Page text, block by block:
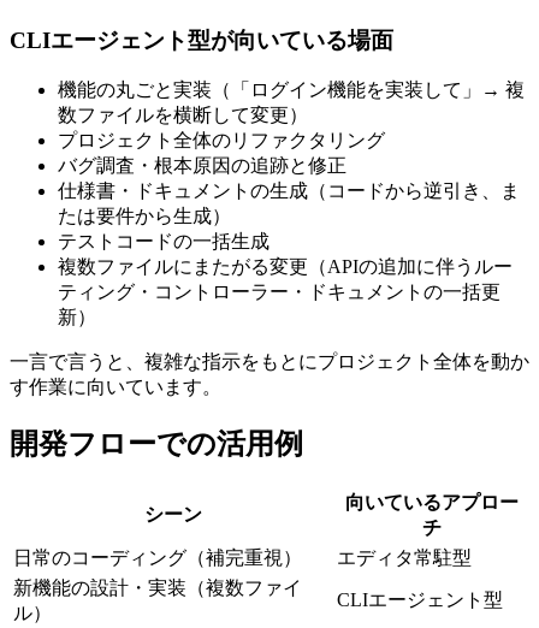
CLIエージェント型が向いている場面
機能の丸ごと実装（「ログイン機能を実装して」→ 複
数ファイルを横断して変更）
プロジェクト全体のリファクタリング
バグ調査・根本原因の追跡と修正
仕様書・ドキュメントの生成（コードから逆引き、ま
たは要件から生成）
テストコードの一括生成
複数ファイルにまたがる変更（APIの追加に伴うルー
ティング・コントローラー・ドキュメントの一括更
新）
一言で言うと、複雑な指示をもとにプロジェクト全体を動か
す作業に向いています。
開発フローでの活用例
シーン
向いているアプロー
チ
日常のコーディング（補完重視）
エディタ常駐型
新機能の設計・実装（複数ファイ
ル）
CLIエージェント型